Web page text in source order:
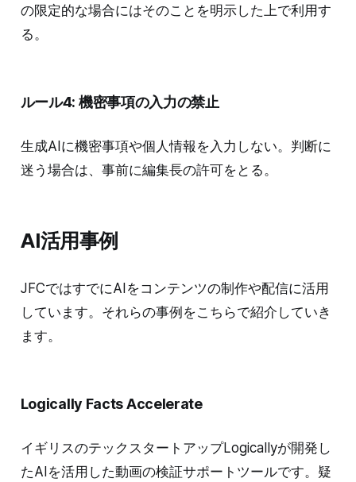
の限定的な場合にはそのことを明示した上で利用す
る。
ルール4: 機密事項の入力の禁止
生成AIに機密事項や個人情報を入力しない。判断に
迷う場合は、事前に編集長の許可をとる。
AI活用事例
JFCではすでにAIをコンテンツの制作や配信に活用
しています。それらの事例をこちらで紹介していき
ます。
Logically Facts Accelerate
イギリスのテックスタートアップLogicallyが開発し
たAIを活用した動画の検証サポートツールです。疑